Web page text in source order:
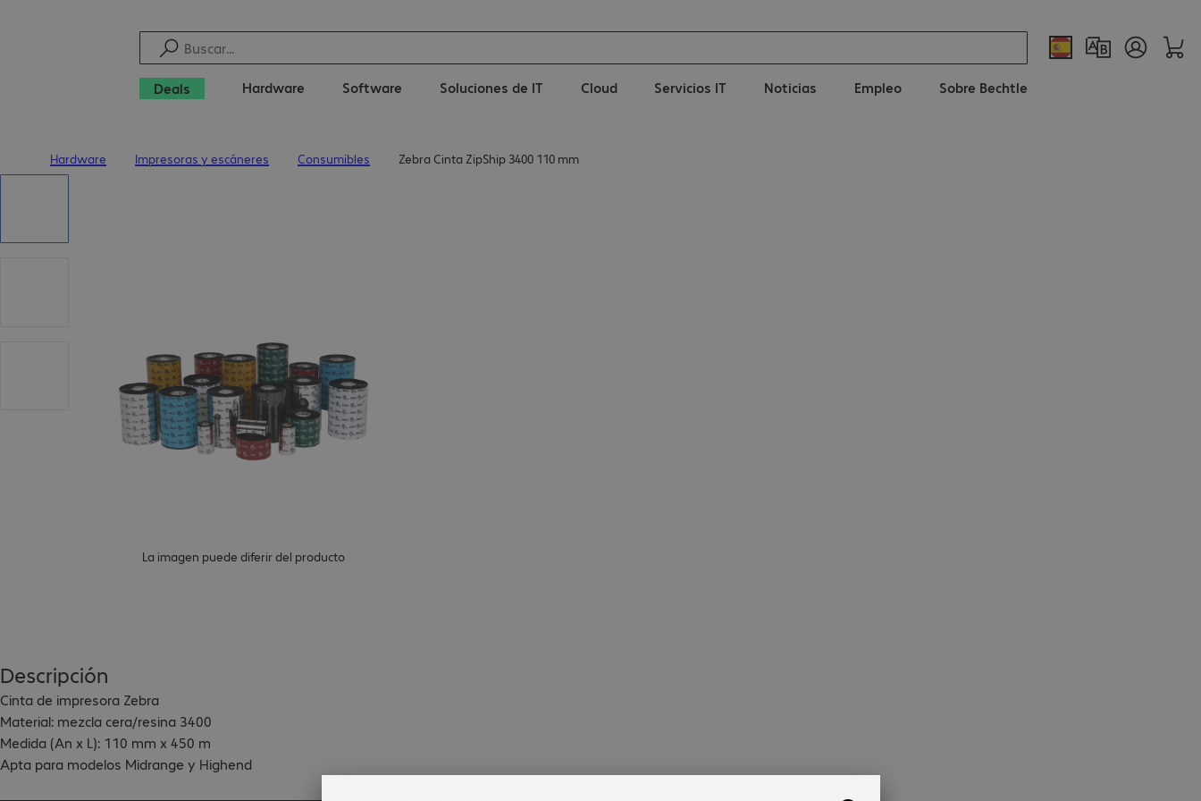
Deals Hardware Software Soluciones de IT Cloud Servicios IT Noticias Empleo Sobre Bechtle
Hardware Impresoras y escáneres Consumibles Zebra Cinta ZipShip 3400 110 mm
La imagen puede diferir del producto
Descripción
Cinta de impresora Zebra
Material: mezcla cera/resina 3400
Medida (An x L): 110 mm x 450 m
Apta para modelos Midrange y Highend